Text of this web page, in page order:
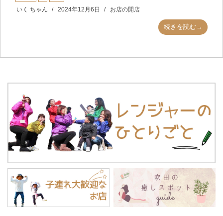
いく ちゃん
2024年12月6日 お店の開店
続きを読む→